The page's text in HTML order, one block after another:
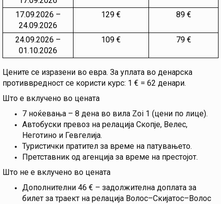
17.09.2026 –
24.09.2026
129 € 89 €
24.09.2026 –
01.10.2026
109 € 79 €
Цените се изразени во евра. За уплата во денарска
противвредност се користи курс: 1 € = 62 денари.
Што е вклучено во цената
7 ноќевања – 8 дена во вила Zoi 1 (цени по лице).
Автобуски превоз на релација Скопје, Велес,
Неготино и Гевгелија.
Туристички пратител за време на патувањето.
Претставник од агенција за време на престојот.
Што не е вклучено во цената
Дополнителни 46 € – задолжителна доплата за
билет за траект на релација Волос–Скијатос–Волос